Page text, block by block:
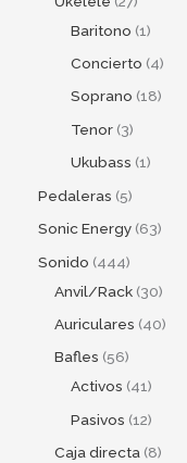
Baritono 1
Concierto 4
Soprano 18
Tenor 3
Ukubass 1
Pedaleras 5
Sonic Energy 63
Sonido 444
Anvil/Rack 30
Auriculares 40
Bafles 56
Activos 41
Pasivos 12
Caja directa 8